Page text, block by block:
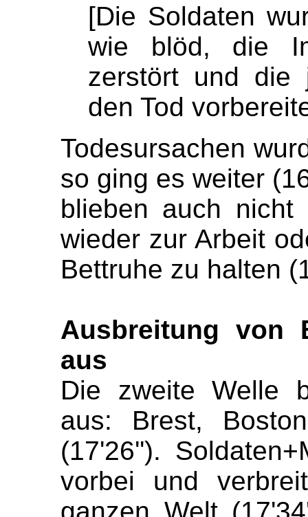
[Die Soldaten
wie blöd, die
zerstört und die
den Tod
Todesursachen
so ging es weiter (
blieben auch
wieder zur Arbeit
Bettruhe zu halten (
Ausbreitung von
aus
Die zweite Welle
aus: Brest,
(17'26''). Soldaten
vorbei und